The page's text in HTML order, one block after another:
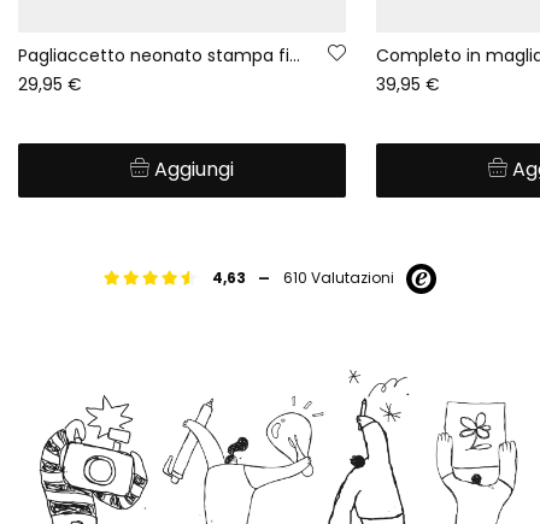
Pagliaccetto neonato stampa fiori multicolore zip
29,95 €
Aggiungi
39,95 €
4,63 - 610 Valutazioni